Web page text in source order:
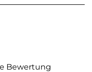
Bewertung